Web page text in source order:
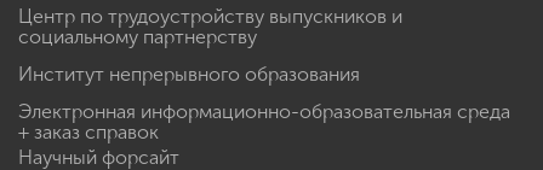
Центр по трудоустройству выпускников и
социальному партнерству
Институт непрерывного образования
Электронная информационно-образовательная среда
+ заказ справок
Научный форсайт